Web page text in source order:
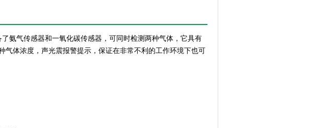
了氨气传感器和一氧化碳传感器，可同时检测 两种气体，它具有
气体浓度，声光震报警提示，保证在非常不利的工作环境下也可